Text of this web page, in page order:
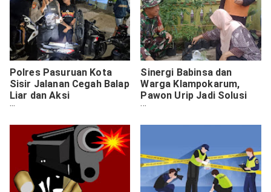
Polres Pasuruan Kota
Sisir Jalanan Cegah Balap
Liar dan Aksi
Premanisme
Sinergi Babinsa dan
Warga Klampokarum,
Pawon Urip Jadi Solusi
Cegah Stunting